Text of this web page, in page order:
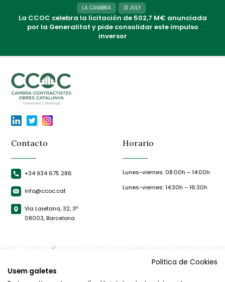
LA CAMBRA 31 JULY
La CCOC celebra la licitación de 502,7 M€ anunciada
por la Generalitat y pide consolidar este impulso
inversor
Contacto
+34 934 675 286
info@ccoc.cat
Via Laietana, 32, 3ª
08003, Barcelona
Horario
Lunes-viernes: 08:00h – 14:00h
Lunes-viernes: 14:30h – 16:30h
Politica de Cookies
Usem galetes